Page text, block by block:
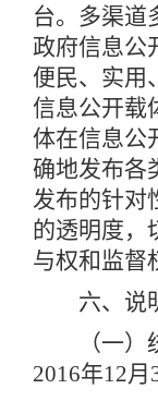
台。多渠道
政府信息公
便民、实用
信息公开载
体在信息公
确地发布各
发布的针对
的透明度，
与权和监督
六、说明
（一）统
2016年12月